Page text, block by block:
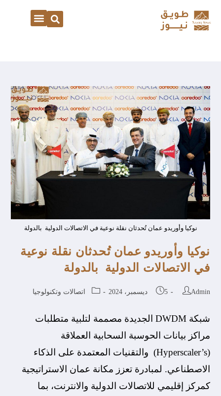
نوكيا وأوريدو عمان تُحدثان نقلة نوعية في الاتصالات الدولية بالدولة
نوكيا وأوريدو عمان تُحدثان نقلة نوعية
في الاتصالات الدولية بالدولة
Admin 5 ديسمبر، 2024 اتصالات وتكنولوجيا
شبكة DWDM الجديدة مصممة لتلبية متطلبات
مراكز بيانات الحوسبة السحابية العملاقة
(Hyperscaler’s) والتقنيات المعتمدة على الذكاء
الاصطناعي. لمبادرة تعزز مكانة عمان الاستراتيجية
كمركز إقليمي للاتصالات الدولية والانترنت، بما